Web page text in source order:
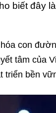
biết đây
con
tâm của
triển bền